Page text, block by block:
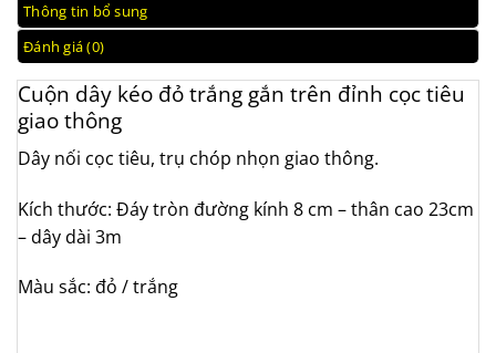
Thông tin bổ sung
Đánh giá (0)
Cuộn dây kéo đỏ trắng gắn trên đỉnh cọc tiêu
giao thông
Dây nối cọc tiêu, trụ chóp nhọn giao thông.
Kích thước: Đáy tròn đường kính 8 cm – thân cao 23cm
– dây dài 3m
Màu sắc: đỏ / trắng